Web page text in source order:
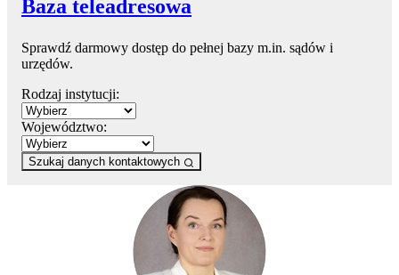
Baza teleadresowa
Sprawdź darmowy dostęp do pełnej bazy m.in. sądów i
urzędów.
Rodzaj instytucji:
Województwo:
Szukaj danych kontaktowych